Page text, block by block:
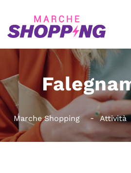
Marche Shopping Attività